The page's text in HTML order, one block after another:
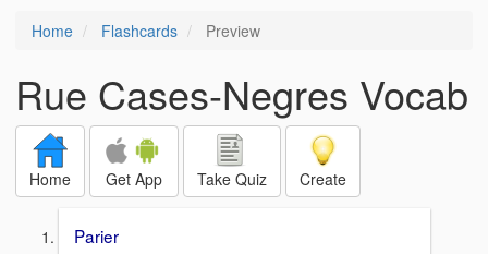
Home Flashcards Preview
Rue Cases-Negres Vocab
Home Get App Take Quiz Create
Parier